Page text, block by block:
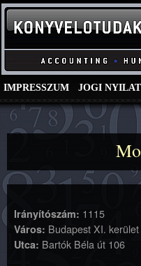
IMPRESSZUM JOGI
Irányítószám: 1115
Város: Budapest XI. kerület
Utca: Bartók Béla út 106